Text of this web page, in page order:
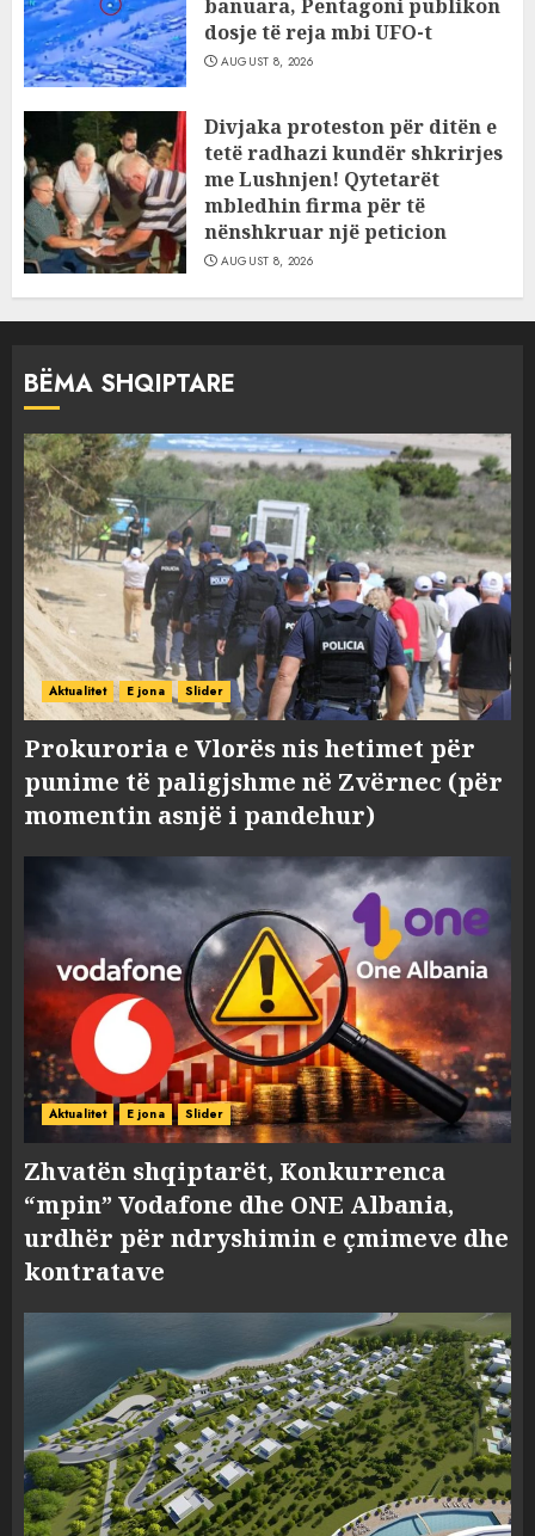
banuara, Pentagoni publikon
dosje të reja mbi UFO-t
AUGUST 8, 2026
Divjaka proteston për ditën e
tetë radhazi kundër shkrirjes
me Lushnjen! Qytetarët
mbledhin firma për të
nënshkruar një peticion
AUGUST 8, 2026
BËMA SHQIPTARE
Aktualitet E jona Slider
Prokuroria e Vlorës nis hetimet për
punime të paligjshme në Zvërnec (për
momentin asnjë i pandehur)
Aktualitet E jona Slider
Zhvatën shqiptarët, Konkurrenca
“mpin” Vodafone dhe ONE Albania,
urdhër për ndryshimin e çmimeve dhe
kontratave